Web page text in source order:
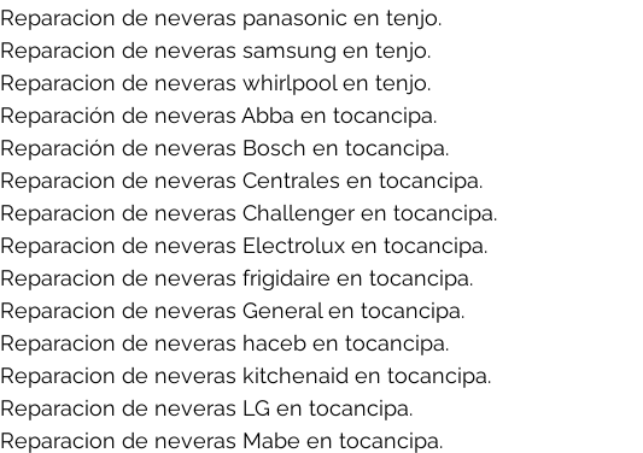
Reparacion de neveras panasonic en tenjo.
Reparacion de neveras samsung en tenjo.
Reparacion de neveras whirlpool en tenjo.
Reparación de neveras Abba en tocancipa.
Reparación de neveras Bosch en tocancipa.
Reparacion de neveras Centrales en tocancipa.
Reparacion de neveras Challenger en tocancipa.
Reparacion de neveras Electrolux en tocancipa.
Reparacion de neveras frigidaire en tocancipa.
Reparacion de neveras General en tocancipa.
Reparacion de neveras haceb en tocancipa.
Reparacion de neveras kitchenaid en tocancipa.
Reparacion de neveras LG en tocancipa.
Reparacion de neveras Mabe en tocancipa.